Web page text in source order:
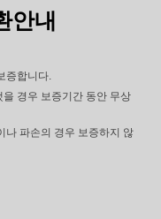
안내
증합니다.
경우 보증기간 동안 무상
나 파손의 경우 보증하지 않